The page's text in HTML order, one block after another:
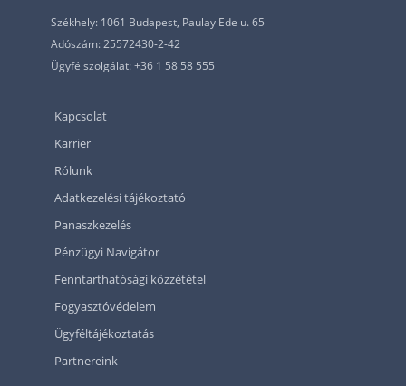
Székhely: 1061 Budapest, Paulay Ede u. 65
Adószám: 25572430-2-42
Ügyfélszolgálat: +36 1 58 58 555
Kapcsolat
Karrier
Rólunk
Adatkezelési tájékoztató
Panaszkezelés
Pénzügyi Navigátor
Fenntarthatósági közzététel
Fogyasztóvédelem
Ügyféltájékoztatás
Partnereink